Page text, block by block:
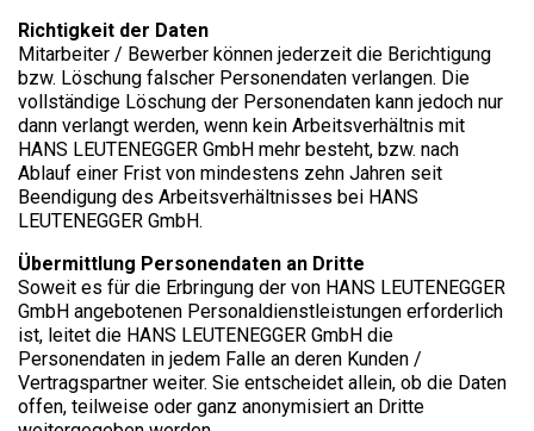
Richtigkeit der Daten
Mitarbeiter / Bewerber können jederzeit die Berichtigung
bzw. Löschung falscher Personendaten verlangen. Die
vollständige Löschung der Personendaten kann jedoch nur
dann verlangt werden, wenn kein Arbeitsverhältnis mit
HANS LEUTENEGGER GmbH mehr besteht, bzw. nach
Ablauf einer Frist von mindestens zehn Jahren seit
Beendigung des Arbeitsverhältnisses bei HANS
LEUTENEGGER GmbH.
Übermittlung Personendaten an Dritte
Soweit es für die Erbringung der von HANS LEUTENEGGER
GmbH angebotenen Personaldienstleistungen erforderlich
ist, leitet die HANS LEUTENEGGER GmbH die
Personendaten in jedem Falle an deren Kunden /
Vertragspartner weiter. Sie entscheidet allein, ob die Daten
offen, teilweise oder ganz anonymisiert an Dritte